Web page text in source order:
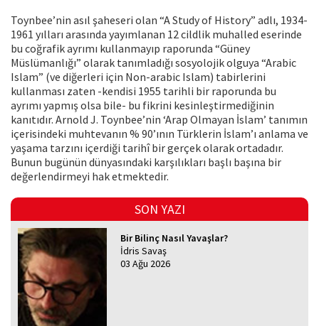
Toynbee’nin asıl şaheseri olan “A Study of History” adlı, 1934-
1961 yılları arasında yayımlanan 12 cildlik muhalled eserinde
bu coğrafik ayrımı kullanmayıp raporunda “Güney
Müslümanlığı” olarak tanımladığı sosyolojik olguya “Arabic
Islam” (ve diğerleri için Non-arabic Islam) tabirlerini
kullanması zaten -kendisi 1955 tarihli bir raporunda bu
ayrımı yapmış olsa bile- bu fikrini kesinleştirmediğinin
kanıtıdır. Arnold J. Toynbee’nin ‘Arap Olmayan İslam’ tanımın
içerisindeki muhtevanın % 90’ının Türklerin İslam’ı anlama ve
yaşama tarzını içerdiği tarihî bir gerçek olarak ortadadır.
Bunun bugünün dünyasındaki karşılıkları başlı başına bir
değerlendirmeyi hak etmektedir.
SON YAZI
Bir Bilinç Nasıl Yavaşlar?
İdris Savaş
03 Ağu 2026